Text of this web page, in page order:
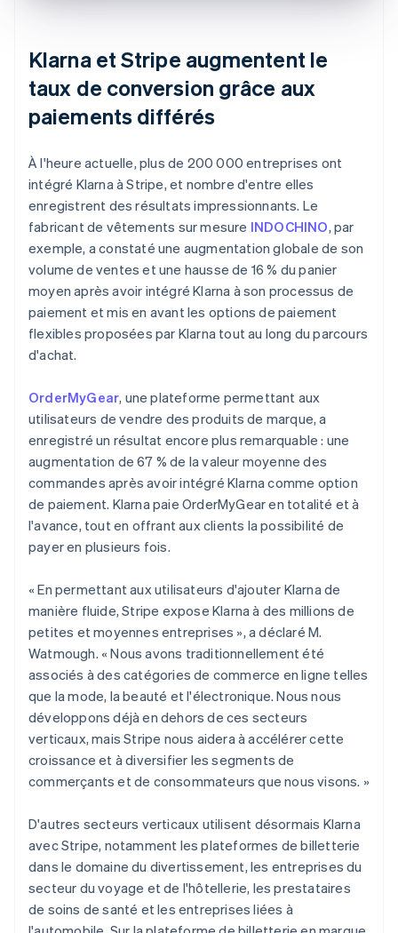
Klarna et Stripe augmentent le
taux de conversion grâce aux
paiements différés
À l'heure actuelle, plus de 200 000 entreprises ont
intégré Klarna à Stripe, et nombre d'entre elles
enregistrent des résultats impressionnants. Le
fabricant de vêtements sur mesure INDOCHINO, par
exemple, a constaté une augmentation globale de son
volume de ventes et une hausse de 16 % du panier
moyen après avoir intégré Klarna à son processus de
paiement et mis en avant les options de paiement
flexibles proposées par Klarna tout au long du parcours
d'achat.
OrderMyGear, une plateforme permettant aux
utilisateurs de vendre des produits de marque, a
enregistré un résultat encore plus remarquable : une
augmentation de 67 % de la valeur moyenne des
commandes après avoir intégré Klarna comme option
de paiement. Klarna paie OrderMyGear en totalité et à
l'avance, tout en offrant aux clients la possibilité de
payer en plusieurs fois.
« En permettant aux utilisateurs d'ajouter Klarna de
manière fluide, Stripe expose Klarna à des millions de
petites et moyennes entreprises », a déclaré M.
Watmough. « Nous avons traditionnellement été
associés à des catégories de commerce en ligne telles
que la mode, la beauté et l'électronique. Nous nous
développons déjà en dehors de ces secteurs
verticaux, mais Stripe nous aidera à accélérer cette
croissance et à diversifier les segments de
commerçants et de consommateurs que nous visons. »
D'autres secteurs verticaux utilisent désormais Klarna
avec Stripe, notamment les plateformes de billetterie
dans le domaine du divertissement, les entreprises du
secteur du voyage et de l'hôtellerie, les prestataires
de soins de santé et les entreprises liées à